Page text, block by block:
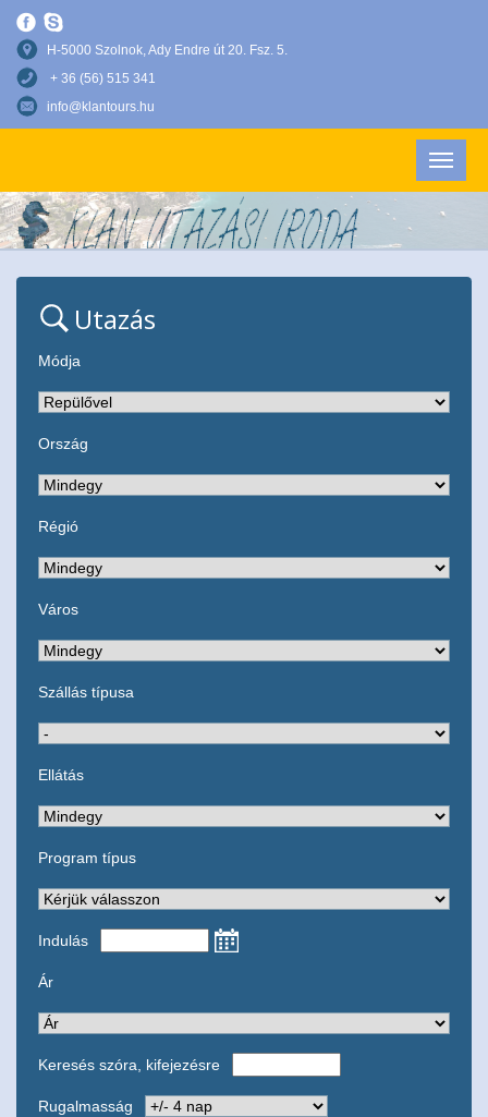
H-5000 Szolnok, Ady Endre út 20. Fsz. 5.
+ 36 (56) 515 341
info@klantours.hu
Utazás
Módja
Ország
Régió
Város
Szállás típusa
Ellátás
Program típus
Indulás
Ár
Keresés szóra, kifejezésre
Rugalmasság